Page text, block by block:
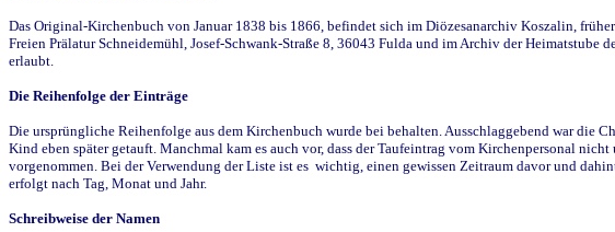
Das Original-Kirchenbuch von Januar 1838 bis 1866, befindet sich im Diözesanarchiv Koszalin,
Freien Prälatur Schneidemühl, Josef-Schwank-Straße 8, 36043 Fulda und im Archiv der
erlaubt.
Die Reihenfolge der Einträge
Die ursprüngliche Reihenfolge aus dem Kirchenbuch wurde bei behalten. Ausschlaggebend war die
Kind eben später getauft. Manchmal kam es auch vor, dass der Taufeintrag vom Kirchenpersonal
vorgenommen. Bei der Verwendung der Liste ist es wichtig, einen gewissen Zeitraum davor und
erfolgt nach Tag, Monat und Jahr.
Schreibweise der Namen